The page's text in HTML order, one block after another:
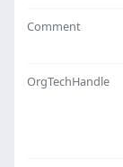
Comment
OrgTechHandle